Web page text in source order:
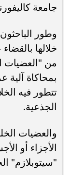
جامعة
وطور
خلالها
من "العضيات
بمحاكاة آلية
الجذعية.
والعضيات
الأجزاء أو
"سيتوبلازم"